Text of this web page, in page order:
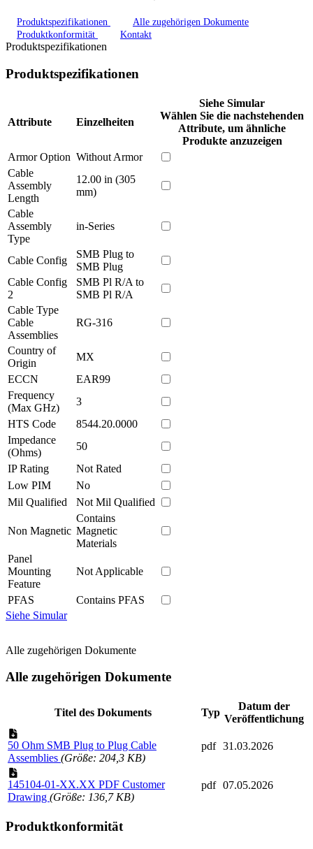
Produktspezifikationen
Alle zugehörigen Dokumente
Produktkonformität
Kontakt
Produktspezifikationen
Produktspezifikationen
Attribute Einzelheiten
Siehe Simular
Wählen Sie die nachstehenden
Attribute, um ähnliche
Produkte anzuzeigen
Armor Option Without Armor
Cable
Assembly
Length
12.00 in (305
mm)
Cable
Assembly
Type
in-Series
Cable Config
SMB Plug to
SMB Plug
Cable Config
2
SMB Pl R/A to
SMB Pl R/A
Cable Type
Cable
Assemblies
RG-316
Country of
Origin
MX
ECCN
EAR99
Frequency
(Max GHz)
3
HTS Code
8544.20.0000
Impedance
(Ohms)
50
IP Rating
Not Rated
Low PIM
No
Mil Qualified
Not Mil Qualified
Non Magnetic
Contains
Magnetic
Materials
Panel
Mounting
Feature
Not Applicable
PFAS
Contains PFAS
Siehe Simular
Alle zugehörigen Dokumente
Alle zugehörigen Dokumente
Titel des Dokuments Typ
Datum der
Veröffentlichung
50 Ohm SMB Plug to Plug Cable
Assemblies (Größe: 204,3 KB)
pdf 31.03.2026
145104-01-XX.XX PDF Customer
Drawing (Größe: 136,7 KB)
pdf 07.05.2026
Produktkonformität